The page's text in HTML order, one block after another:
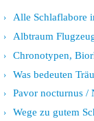
Alle Schlaflabore
Albtraum
Chronotypen,
Was bedeuten
Pavor nocturnus /
Wege zu gutem